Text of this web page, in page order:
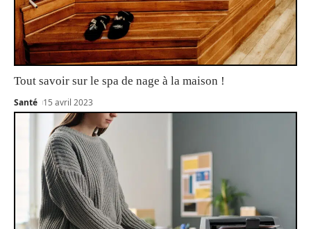
Tout savoir sur le spa de nage à la maison !
Santé 15 avril 2023